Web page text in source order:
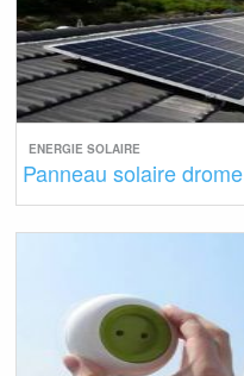
ENERGIE SOLAIRE
Panneau solaire drome